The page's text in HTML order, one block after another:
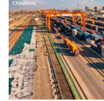
ГЛАВНОЕ